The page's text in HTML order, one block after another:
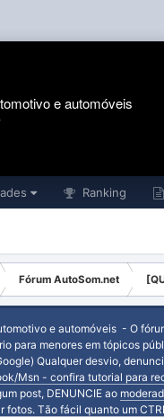
e automóveis
Ranking
Fórum AutoSom.net
e automóveis - O
para menores em tópicos
Qualquer desvio,
Msn - confira tutorial para
post, DENUNCIE ao
fotos. Tão fácil quanto um